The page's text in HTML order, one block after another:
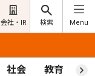
会社・IR 検索 Menu
社会 教育 ス